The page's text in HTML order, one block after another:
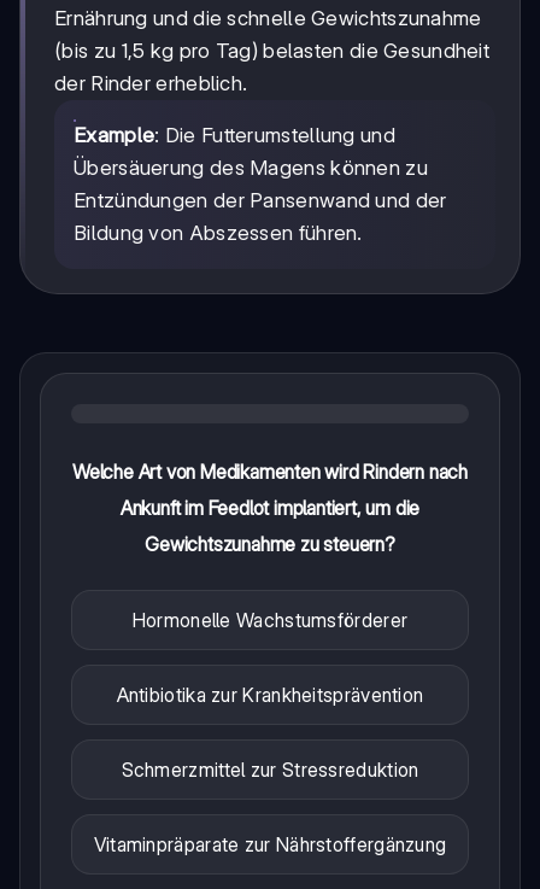
Ernährung und die schnelle Gewichtszunahme
(bis zu 1,5 kg pro Tag) belasten die Gesundheit
der Rinder erheblich.
Example: Die Futterumstellung und
Übersäuerung des Magens können zu
Entzündungen der Pansenwand und der
Bildung von Abszessen führen.
Welche Art von Medikamenten wird Rindern nach
Ankunft im Feedlot implantiert, um die
Gewichtszunahme zu steuern?
Hormonelle Wachstumsförderer
Antibiotika zur Krankheitsprävention
Schmerzmittel zur Stressreduktion
Vitaminpräparate zur Nährstoffergänzung